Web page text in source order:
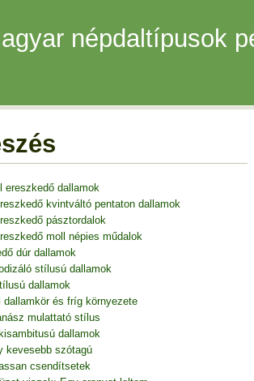
népdaltípusok
ereszkedő dallamok
kvintváltó pentaton dallamok
pásztordalok
moll népies műdalok
dúr dallamok
stílusú dallamok
dallamok
dallamkör és fríg környezete
mulattató stílus
dallamok
kevesebb szótagú
csendítsetek